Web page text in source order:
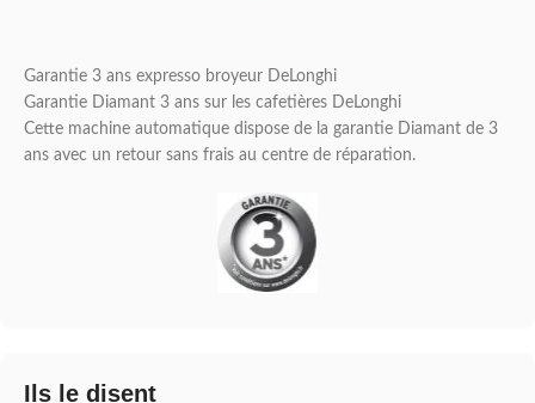
Garantie 3 ans expresso broyeur DeLonghi
Garantie Diamant 3 ans sur les cafetières DeLonghi
Cette machine automatique dispose de la garantie Diamant de 3
ans avec un retour sans frais au centre de réparation.
Ils le disent